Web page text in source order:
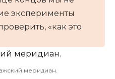
эксперименты
«как это
меридиан.